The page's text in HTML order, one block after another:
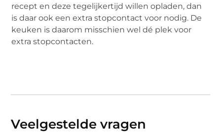
recept en deze tegelijkertijd willen opladen, dan
is daar ook een extra stopcontact voor nodig. De
keuken is daarom misschien wel dé plek voor
extra stopcontacten.
Veelgestelde vragen